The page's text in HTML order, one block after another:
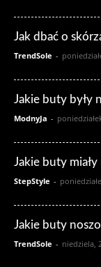
Jak dbać o
TrendSole -
Jakie buty były
ModnyJa -
Jakie buty
StepStyle -
Jakie buty
TrendSole - niedziela,